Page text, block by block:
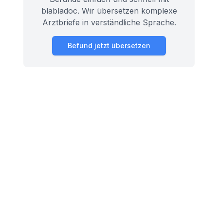
blabladoc. Wir übersetzen komplexe
Arztbriefe in verständliche Sprache.
Befund jetzt übersetzen